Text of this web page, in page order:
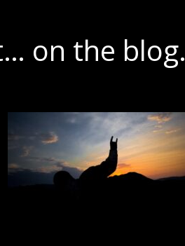
on the blog.